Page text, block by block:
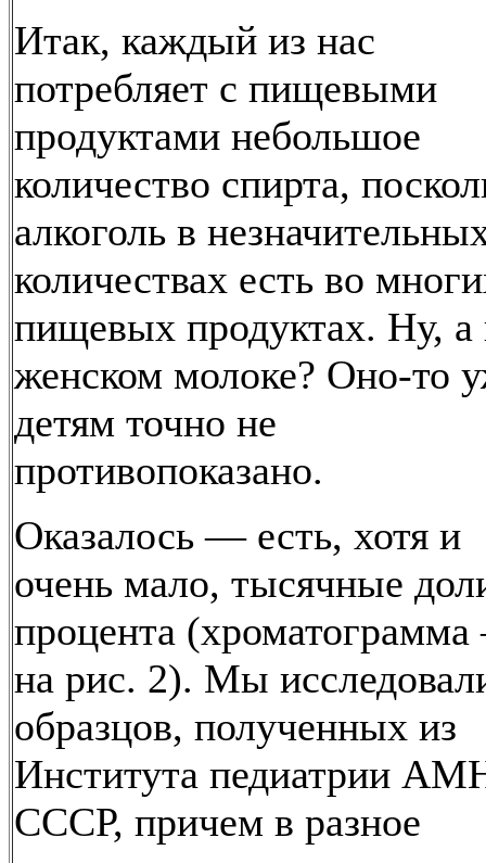
Итак, каждый из нас
потребляет с пищевыми
продуктами небольшое
количество спирта,
алкоголь в
количествах есть во
пищевых продуктах. Ну, а
женском молоке? Оно-то
детям точно не
противопоказано.
Оказалось — есть, хотя и
очень мало, тысячные
процента
на рис. 2). Мы
образцов, полученных из
Института педиатрии
СССР, причем в разное